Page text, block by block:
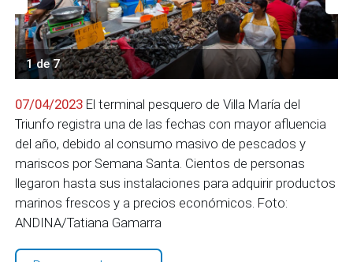
1 de 7
07/04/2023 El terminal pesquero de Villa María del
Triunfo registra una de las fechas con mayor afluencia
del año, debido al consumo masivo de pescados y
mariscos por Semana Santa. Cientos de personas
llegaron hasta sus instalaciones para adquirir productos
marinos frescos y a precios económicos. Foto:
ANDINA/Tatiana Gamarra